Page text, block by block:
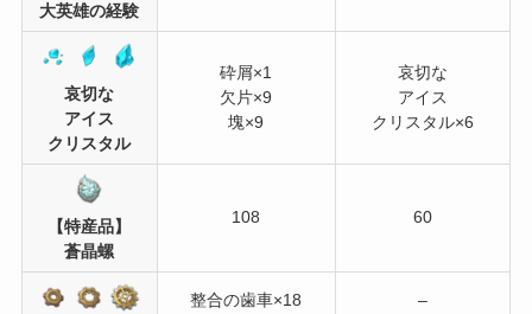
大英雄の経験
哀切な
アイス
クリスタル
砕屑×1
欠片×9
塊×9
哀切な
アイス
クリスタル×6
【特産品】
蒼晶螺
108 60
整合の歯車×18
–